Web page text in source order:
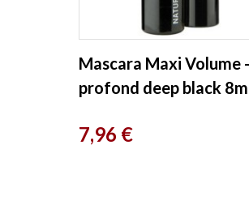
Mascara Maxi Volume
profond deep black
Prix
7,96 €